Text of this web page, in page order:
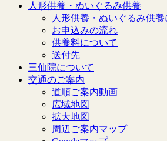
人形供養・ぬいぐるみ供養
人形供養・ぬいぐるみ供養
お申込みの流れ
供養料について
送付先
三仙院について
交通のご案内
道順ご案内動画
広域地図
拡大地図
周辺ご案内マップ